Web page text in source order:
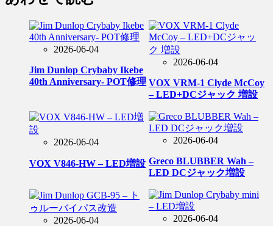
2026-06-04
Jim Dunlop Crybaby Ikebe
40th Anniversary- POT修理
2026-06-04
VOX VRM-1 Clyde McCoy
– LED+DCジャック 増設
2026-06-04
VOX V846-HW – LED増設
2026-06-04
Greco BLUBBER Wah –
LED DCジャック増設
2026-06-04
2026-06-04